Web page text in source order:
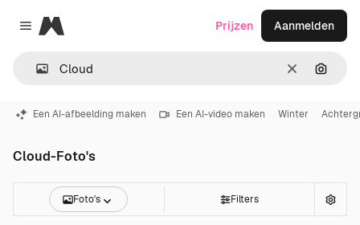
Close menu
Magnific
Wissen
Prijzen Aanmelden
Een AI-afbeelding maken Een AI-video maken Winter
Cloud-Foto's
Foto's Filters